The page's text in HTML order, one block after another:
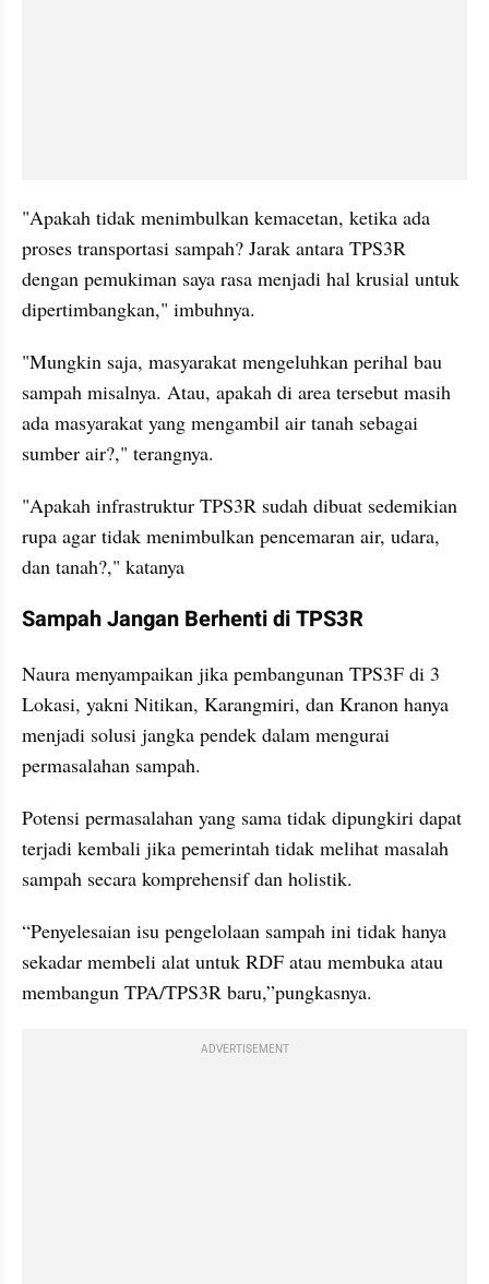
"Apakah tidak menimbulkan kemacetan, ketika ada
proses transportasi sampah? Jarak antara TPS3R
dengan pemukiman saya rasa menjadi hal krusial untuk
dipertimbangkan," imbuhnya.
"Mungkin saja, masyarakat mengeluhkan perihal bau
sampah misalnya. Atau, apakah di area tersebut masih
ada masyarakat yang mengambil air tanah sebagai
sumber air?," terangnya.
"Apakah infrastruktur TPS3R sudah dibuat sedemikian
rupa agar tidak menimbulkan pencemaran air, udara,
dan tanah?," katanya
Sampah Jangan Berhenti di TPS3R
Naura menyampaikan jika pembangunan TPS3F di 3
Lokasi, yakni Nitikan, Karangmiri, dan Kranon hanya
menjadi solusi jangka pendek dalam mengurai
permasalahan sampah.
Potensi permasalahan yang sama tidak dipungkiri dapat
terjadi kembali jika pemerintah tidak melihat masalah
sampah secara komprehensif dan holistik.
“Penyelesaian isu pengelolaan sampah ini tidak hanya
sekadar membeli alat untuk RDF atau membuka atau
membangun TPA/TPS3R baru,”pungkasnya.
ADVERTISEMENT